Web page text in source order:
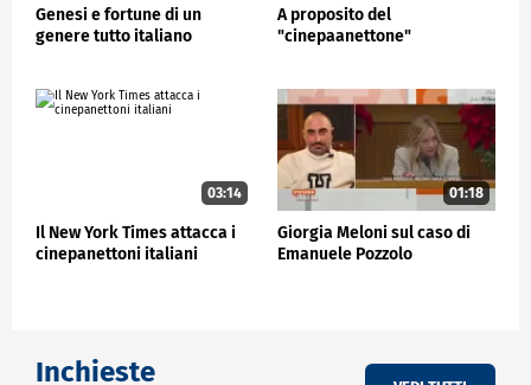
Genesi e fortune di un
genere tutto italiano
A proposito del
"cinepaanettone"
03:14
Il New York Times attacca i
cinepanettoni italiani
01:18
Giorgia Meloni sul caso di
Emanuele Pozzolo
Inchieste